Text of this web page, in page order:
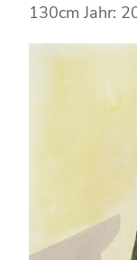
130cm Jahr: